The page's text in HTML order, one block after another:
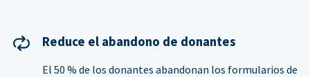
Reduce el abandono de donantes
El 50 % de los donantes abandonan los formularios de